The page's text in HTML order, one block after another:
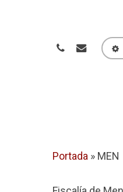
phoneemail
Portada » MEN